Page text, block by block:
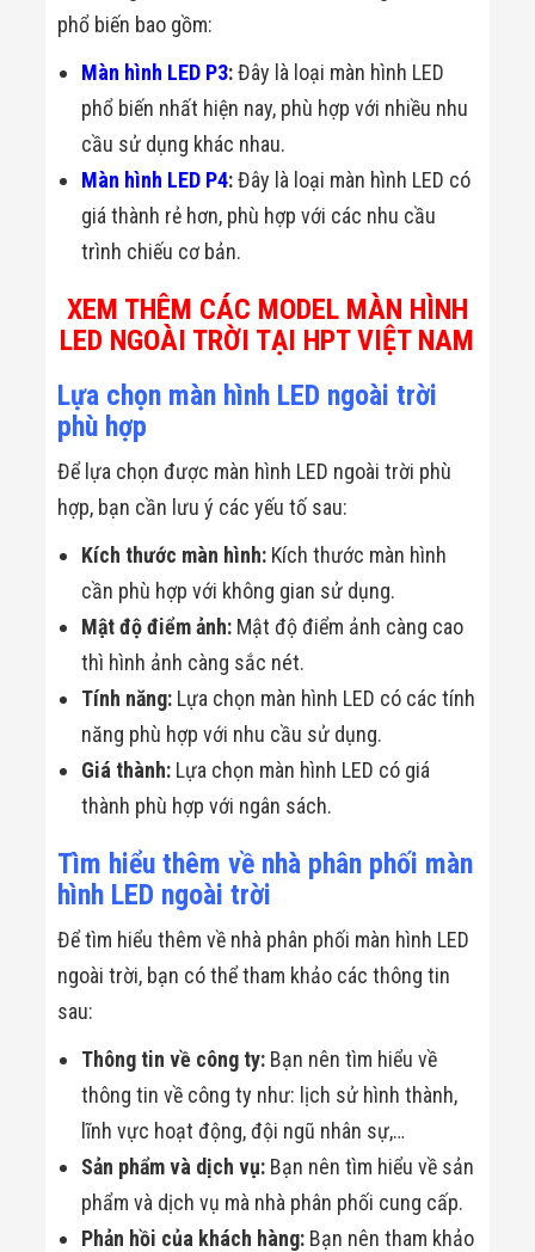
phổ biến bao gồm:
Màn hình LED P3:Đây là loại màn hình LED
phổ biến nhất hiện nay, phù hợp với nhiều nhu
cầu sử dụng khác nhau.
Màn hình LED P4:Đây là loại màn hình LED có
giá thành rẻ hơn, phù hợp với các nhu cầu
trình chiếu cơ bản.
XEM THÊM CÁC MODEL MÀN HÌNH
LED NGOÀI TRỜI TẠI HPT VIỆT NAM
Lựa chọn màn hình LED ngoài trời
phù hợp
Để lựa chọn được màn hình LED ngoài trời phù
hợp, bạn cần lưu ý các yếu tố sau:
Kích thước màn hình: Kích thước màn hình
cần phù hợp với không gian sử dụng.
Mật độ điểm ảnh: Mật độ điểm ảnh càng cao
thì hình ảnh càng sắc nét.
Tính năng: Lựa chọn màn hình LED có các tính
năng phù hợp với nhu cầu sử dụng.
Giá thành: Lựa chọn màn hình LED có giá
thành phù hợp với ngân sách.
Tìm hiểu thêm về nhà phân phối màn
hình LED ngoài trời
Để tìm hiểu thêm về nhà phân phối màn hình LED
ngoài trời, bạn có thể tham khảo các thông tin
sau:
Thông tin về công ty: Bạn nên tìm hiểu về
thông tin về công ty như: lịch sử hình thành,
lĩnh vực hoạt động, đội ngũ nhân sự,…
Sản phẩm và dịch vụ: Bạn nên tìm hiểu về sản
phẩm và dịch vụ mà nhà phân phối cung cấp.
Phản hồi của khách hàng: Bạn nên tham khảo